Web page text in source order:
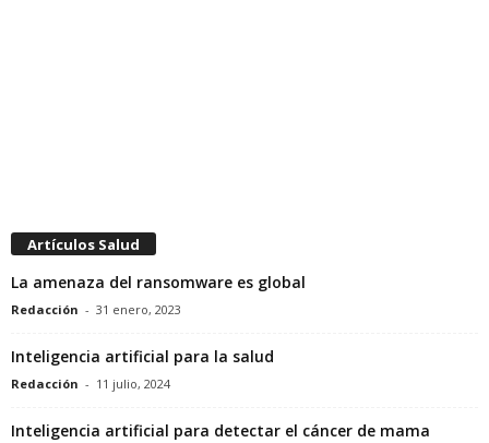
Artículos Salud
La amenaza del ransomware es global
Redacción - 31 enero, 2023
Inteligencia artificial para la salud
Redacción - 11 julio, 2024
Inteligencia artificial para detectar el cáncer de mama